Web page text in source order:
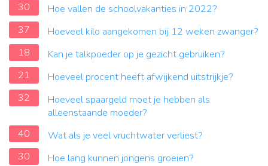
30
Hoe vallen de schoolvakanties in 2022?
37
Hoeveel kilo aangekomen bij 12 weken zwanger?
18
Kan je talkpoeder op je gezicht gebruiken?
21
Hoeveel procent heeft afwijkend uitstrijkje?
32
Hoeveel spaargeld moet je hebben als
alleenstaande moeder?
40
Wat als je veel vruchtwater verliest?
30
Hoe lang kunnen jongens groeien?